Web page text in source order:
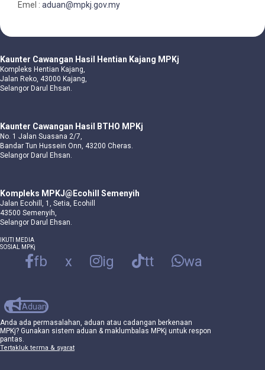
Emel : aduan@mpkj.gov.my
Kaunter Cawangan Hasil Hentian Kajang MPKj
Kompleks Hentian Kajang,
Jalan Reko, 43000 Kajang,
Selangor Darul Ehsan.
Kaunter Cawangan Hasil BTHO MPKj
No. 1 Jalan Suasana 2/7,
Bandar Tun Hussein Onn, 43200 Cheras.
Selangor Darul Ehsan.
Kompleks MPKJ@Ecohill Semenyih
Jalan Ecohill, 1, Setia, Ecohill
43500 Semenyih,
Selangor Darul Ehsan.
IKUTI MEDIA
SOSIAL MPKj
fb x ig tt wa
Aduan
Anda ada permasalahan, aduan atau cadangan berkenaan
MPKj? Gunakan sistem aduan & maklumbalas MPKj untuk respon
pantas.
Tertakluk terma & syarat